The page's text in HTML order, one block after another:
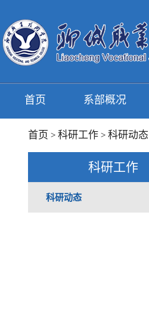
首页 系部概况
首页 > 科研工作 > 科研动态
科研工作
科研动态